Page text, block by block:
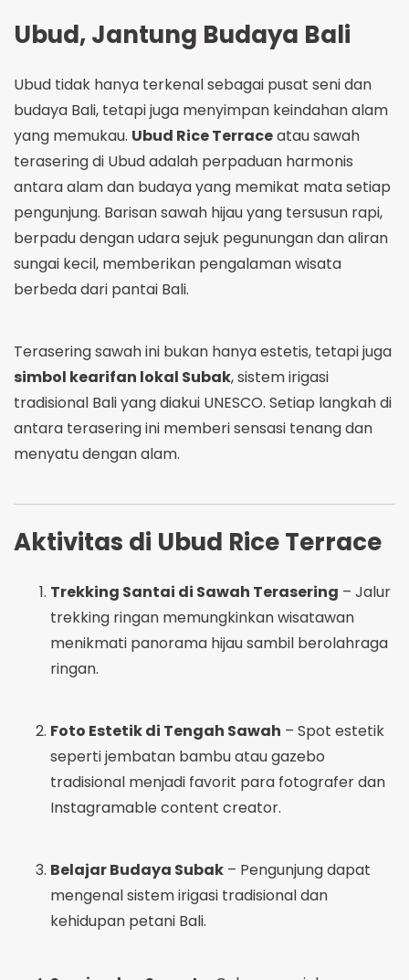
Ubud, Jantung Budaya Bali
Ubud tidak hanya terkenal sebagai pusat seni dan
budaya Bali, tetapi juga menyimpan keindahan alam
yang memukau. Ubud Rice Terraceatau sawah
terasering di Ubud adalah perpaduan harmonis
antara alam dan budaya yang memikat mata setiap
pengunjung. Barisan sawah hijau yang tersusun rapi,
berpadu dengan udara sejuk pegunungan dan aliran
sungai kecil, memberikan pengalaman wisata
berbeda dari pantai Bali.
Terasering sawah ini bukan hanya estetis, tetapi juga
simbol kearifan lokal Subak, sistem irigasi
tradisional Bali yang diakui UNESCO. Setiap langkah di
antara terasering ini memberi sensasi tenang dan
menyatu dengan alam.
Aktivitas di Ubud Rice Terrace
Trekking Santai di Sawah Terasering – Jalur
trekking ringan memungkinkan wisatawan
menikmati panorama hijau sambil berolahraga
ringan.
Foto Estetik di Tengah Sawah – Spot estetik
seperti jembatan bambu atau gazebo
tradisional menjadi favorit para fotografer dan
Instagramable content creator.
Belajar Budaya Subak – Pengunjung dapat
mengenal sistem irigasi tradisional dan
kehidupan petani Bali.